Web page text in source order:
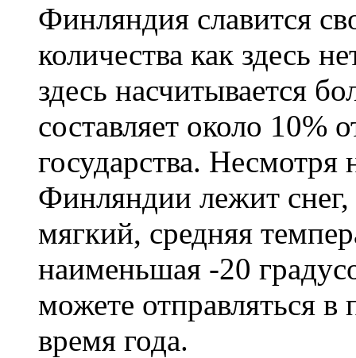
Финляндия славится
количества как здесь
здесь насчитывается
составляет около 10%
государства. Несмотря
Финляндии лежит
мягкий, средняя
наименьшая -20
можете отправляться
время года.